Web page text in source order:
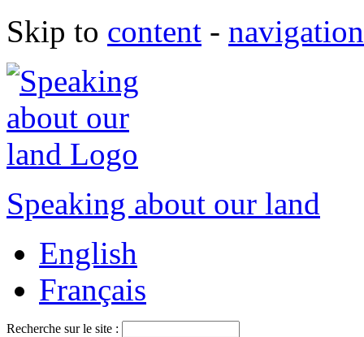
Skip to content - navigation
Speaking about our land
English
Français
Recherche sur le site :